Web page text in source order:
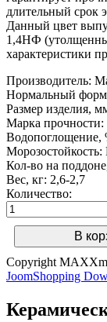
длительный срок
Данный цвет
1,4НФ
характеристики
Производитель:
Нормальный
Размер изделия,
Марка прочности:
Водопоглощение,
Морозостойкость:
Кол-во на
Вес, кг: 2,6-2,7
Количество:
Copyright
JoomShopping